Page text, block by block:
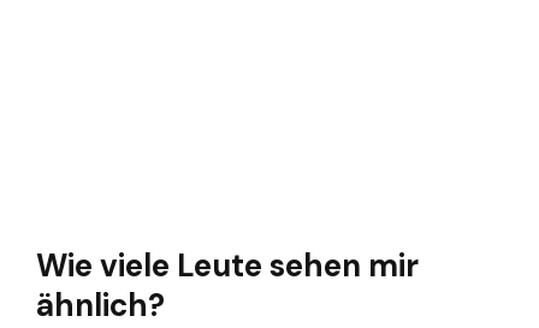
Wie viele Leute sehen mir
ähnlich?